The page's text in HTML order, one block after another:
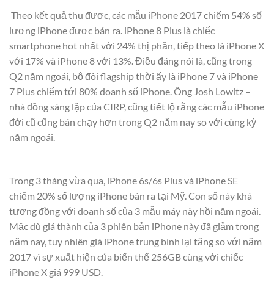
Theo kết quả thu được, các mẫu iPhone 2017 chiếm 54% số
lượng iPhone được bán ra. iPhone 8 Plus là chiếc
smartphone hot nhất với 24% thị phần, tiếp theo là iPhone X
với 17% và iPhone 8 với 13%. Điều đáng nói là, cũng trong
Q2 năm ngoái, bộ đôi flagship thời ấy là iPhone 7 và iPhone
7 Plus chiếm tới 80% doanh số iPhone. Ông Josh Lowitz –
nhà đồng sáng lập của CIRP, cũng tiết lộ rằng các mẫu iPhone
đời cũ cũng bán chạy hơn trong Q2 năm nay so với cùng kỳ
năm ngoái.
Trong 3 tháng vừa qua, iPhone 6s/6s Plus và iPhone SE
chiếm 20% số lượng iPhone bán ra tại Mỹ. Con số này khá
tương đồng với doanh số của 3 mẫu máy này hồi năm ngoái.
Mặc dù giá thành của 3 phiên bản iPhone này đã giảm trong
năm nay, tuy nhiên giá iPhone trung bình lại tăng so với năm
2017 vì sự xuất hiện của biến thể 256GB cùng với chiếc
iPhone X giá 999 USD.